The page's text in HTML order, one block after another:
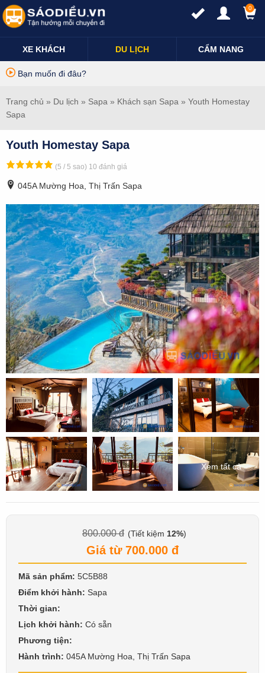
0
XE KHÁCH DU LỊCH CẨM NANG
Bạn muốn đi đâu?
Trang chủ » Du lịch » Sapa » Khách sạn Sapa » Youth Homestay
Sapa
Youth Homestay Sapa
(5 / 5 sao) 10 đánh giá
045A Mường Hoa, Thị Trấn Sapa
Xem tất cả
800.000 đ (Tiết kiệm 12%)
Giá từ 700.000 đ
Mã sản phẩm: 5C5B88
Điểm khởi hành: Sapa
Thời gian:
Lịch khởi hành: Có sẵn
Phương tiện:
Hành trình: 045A Mường Hoa, Thị Trấn Sapa